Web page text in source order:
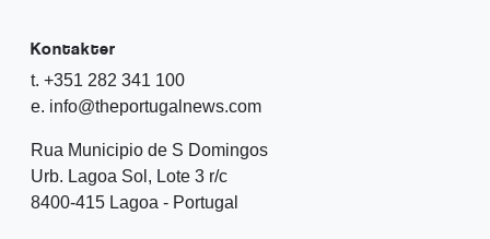
Kontakter
t. +351 282 341 100
e. info@theportugalnews.com
Rua Municipio de S Domingos
Urb. Lagoa Sol, Lote 3 r/c
8400-415 Lagoa - Portugal